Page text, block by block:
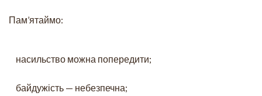
Пам’ятаймо:
насильство можна попередити;
байдужість — небезпечна;